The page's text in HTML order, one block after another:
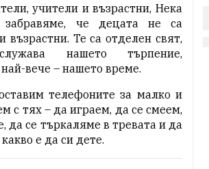
учители и възрастни, Нека
че децата не са
възрастни. Те са отделен свят,
нашето търпение,
вече – нашето време.
телефоните за малко и
с тях – да играем, да се смеем,
да се търкаляме в тревата и да
е да си дете.